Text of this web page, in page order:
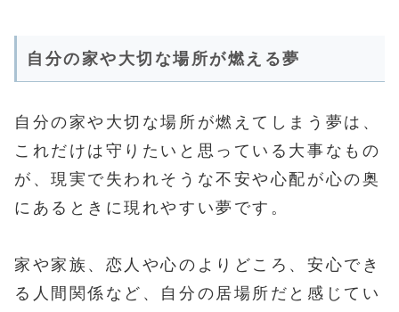
自分の家や大切な場所が燃える夢
自分の家や大切な場所が燃えてしまう夢は、
これだけは守りたいと思っている大事なもの
が、現実で失われそうな不安や心配が心の奥
にあるときに現れやすい夢です。
家や家族、恋人や心のよりどころ、安心でき
る人間関係など、自分の居場所だと感じてい